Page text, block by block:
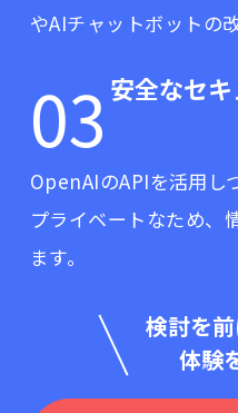
やAIチャットボットの
03 安全なセ
OpenAIのAPIを活用し
プライベートなため、
ます。
検討を
体験